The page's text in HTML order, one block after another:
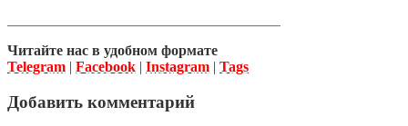
Читайте нас в удобном формате
Telegram | Facebook | Instagram | Tags
Добавить комментарий